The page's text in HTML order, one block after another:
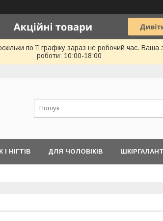
по її графіку зараз не робочий час.
роботи: 10:00-18:00
НІГТІВ ДЛЯ ЧОЛОВІКІВ